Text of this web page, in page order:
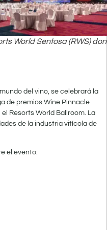
World Sentosa (RWS)
del vino, se celebrará la
de premios Wine Pinnacle
Resorts World Ballroom. La
de la industria vitícola de
el evento: